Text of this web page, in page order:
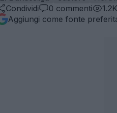
Condividi
0 commenti 1.2K
Aggiungi come fonte